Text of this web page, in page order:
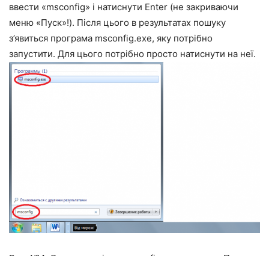
ввести «msconfig» і натиснути Enter (не закриваючи
меню «Пуск»!). Після цього в результатах пошуку
з’явиться програма msconfig.exe, яку потрібно
запустити. Для цього потрібно просто натиснути на неї.